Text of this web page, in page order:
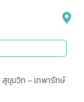
ขุมวิท – เทพารักษ์